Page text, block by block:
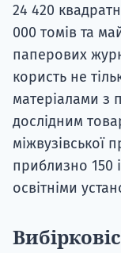
24 420
000 томів та
паперових
користь не
матеріалами з
дослідним
міжвузівської
приблизно 150
освітніми